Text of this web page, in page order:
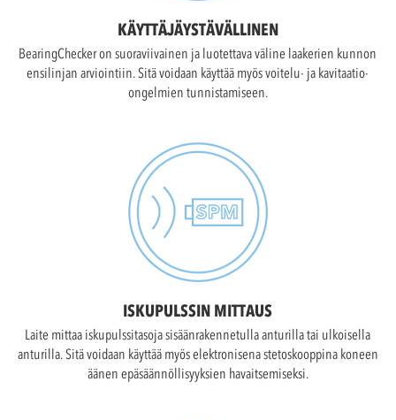
KÄYTTÄJÄYSTÄVÄLLINEN
BearingChecker on suoraviivainen ja luotettava väline laakerien kunnon
ensilinjan arviointiin. Sitä voidaan käyttää myös voitelu- ja kavitaatio-
ongelmien tunnistamiseen.
ISKUPULSSIN MITTAUS
Laite mittaa iskupulssitasoja sisäänrakennetulla anturilla tai ulkoisella
anturilla. Sitä voidaan käyttää myös elektronisena stetoskooppina koneen
äänen epäsäännöllisyyksien havaitsemiseksi.